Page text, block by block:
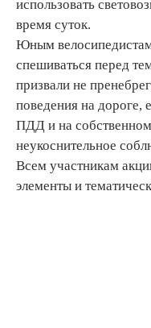
использовать
время суток.
Юным
спешиваться перед
призвали не
поведения на дороге,
ПДД и на
неукоснительное
Всем участникам
элементы и